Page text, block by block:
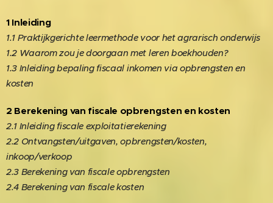
1 Inleiding
1.1 Praktijkgerichte leermethode voor het agrarisch onderwijs
1.2 Waarom zou je doorgaan met leren boekhouden?
1.3 Inleiding bepaling fiscaal inkomen via opbrengsten en
kosten
2 Berekening van fiscale opbrengsten en kosten
2.1 Inleiding fiscale exploitatierekening
2.2 Ontvangsten/uitgaven, opbrengsten/kosten,
inkoop/verkoop
2.3 Berekening van fiscale opbrengsten
2.4 Berekening van fiscale kosten